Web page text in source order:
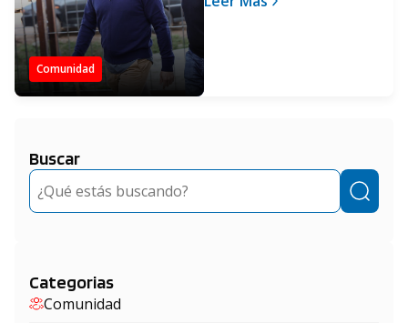
Comunidad
Buscar
Buscar
Categorias
Comunidad